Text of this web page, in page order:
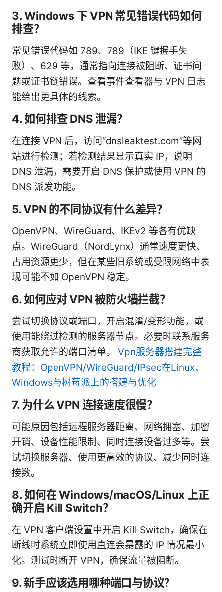
3. Windows 下 VPN 常见错误代码如何
排查？
常见错误代码如 789、789（IKE 键握手失
败）、629 等，通常指向连接被阻断、证书问
题或证书链错误。查看事件查看器与 VPN 日志
能给出更具体的线索。
4. 如何排查 DNS 泄漏？
在连接 VPN 后，访问“dnsleaktest.com”等网
站进行检测；若检测结果显示真实 IP，说明
DNS 泄漏，需要开启 DNS 保护或使用 VPN 的
DNS 派发功能。
5. VPN 的不同协议有什么差异？
OpenVPN、WireGuard、IKEv2 等各有优缺
点。WireGuard（NordLynx）通常速度更快、
占用资源更少，但在某些旧系统或受限网络中表
现可能不如 OpenVPN 稳定。
6. 如何应对 VPN 被防火墙拦截？
尝试切换协议或端口，开启混淆/变形功能，或
使用能绕过检测的服务器节点。必要时联系服务
商获取允许的端口清单。 Vpn服务器搭建完整
教程：OpenVPN/WireGuard/IPsec在Linux、
Windows与树莓派上的搭建与优化
7. 为什么 VPN 连接速度很慢？
可能原因包括远程服务器距离、网络拥塞、加密
开销、设备性能限制、同时连接设备过多等。尝
试切换服务器、使用更高效的协议、减少同时连
接数。
8. 如何在 Windows/macOS/Linux 上正
确开启 Kill Switch？
在 VPN 客户端设置中开启 Kill Switch，确保在
断线时系统立即使用直连会暴露的 IP 情况最小
化。测试时断开 VPN，确保流量被阻断。
9. 新手应该选用哪种端口与协议？